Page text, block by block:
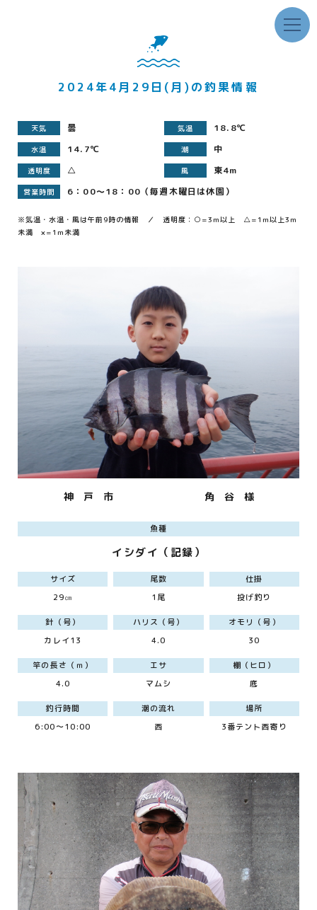
2024年4月29日(月)の釣果情報
天気 曇 気温 18.8℃
水温 14.7℃ 潮 中
透明度 △ 風 東4m
営業時間 6：00～18：00（毎週木曜日は休園）
※気温・水温・風は午前9時の情報 ／ 透明度：○=3m以上 △=1m以上3m
未満 ×=1m未満
神 戸 市 角 谷 様
魚種
イシダイ（記録）
サイズ
29㎝
尾数
1尾
仕掛
投げ釣り
針（号）
カレイ13
ハリス（号）
4.0
オモリ（号）
30
竿の長さ（ｍ）
4.0
エサ
マムシ
棚（ヒロ）
底
釣行時間
6:00～10:00
潮の流れ
西
場所
3番テント西寄り